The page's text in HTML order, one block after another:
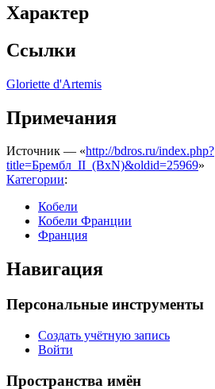
Характер
Ссылки
Gloriette d'Artemis
Примечания
Источник — «http://bdros.ru/index.php?
title=Брембл_II_(BxN)&oldid=25969»
Категории:
Кобели
Кобели Франции
Франция
Навигация
Персональные инструменты
Создать учётную запись
Войти
Пространства имён